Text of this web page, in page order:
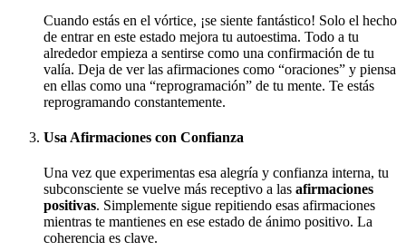
Cuando estás en el vórtice, ¡se siente fantástico! Solo el hecho
de entrar en este estado mejora tu autoestima. Todo a tu
alrededor empieza a sentirse como una confirmación de tu
valía. Deja de ver las afirmaciones como “oraciones” y piensa
en ellas como una “reprogramación” de tu mente. Te estás
reprogramando constantemente.
Usa Afirmaciones con Confianza
Una vez que experimentas esa alegría y confianza interna, tu
subconsciente se vuelve más receptivo a las afirmaciones
positivas. Simplemente sigue repitiendo esas afirmaciones
mientras te mantienes en ese estado de ánimo positivo. La
coherencia es clave.